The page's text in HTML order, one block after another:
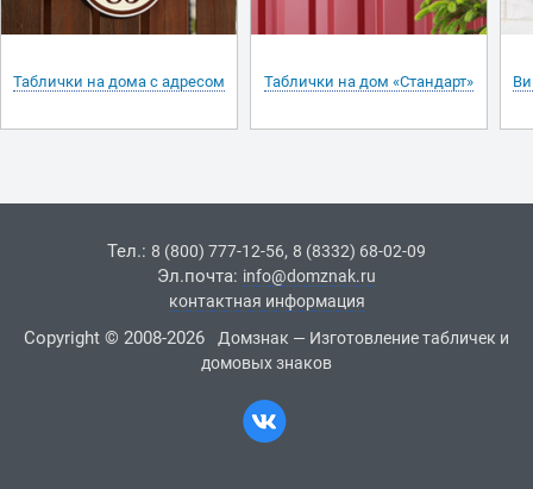
Таблички на дома с адресом Таблички на дом «Стандарт»
Тел.: 8 (800) 777-12-56, 8 (8332) 68-02-09
Эл.почта: info@domznak.ru
контактная информация
Copyright © 2008-2026
Домзнак — Изготовление табличек и
домовых знаков